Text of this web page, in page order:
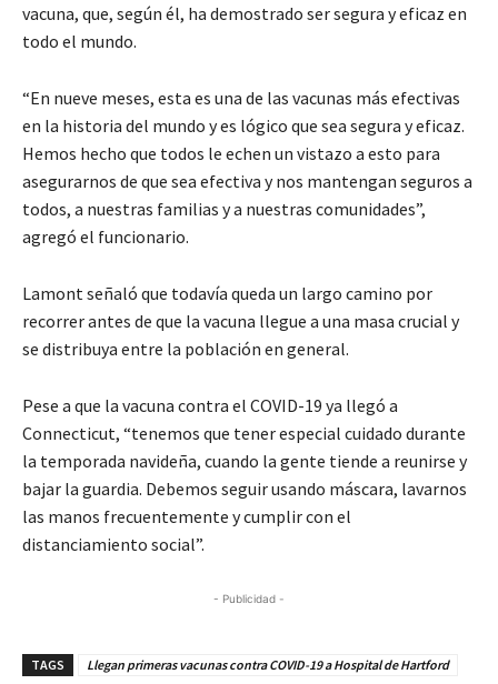
vacuna, que, según él, ha demostrado ser segura y eficaz en
todo el mundo.
“En nueve meses, esta es una de las vacunas más efectivas
en la historia del mundo y es lógico que sea segura y eficaz.
Hemos hecho que todos le echen un vistazo a esto para
asegurarnos de que sea efectiva y nos mantengan seguros a
todos, a nuestras familias y a nuestras comunidades”,
agregó el funcionario.
Lamont señaló que todavía queda un largo camino por
recorrer antes de que la vacuna llegue a una masa crucial y
se distribuya entre la población en general.
Pese a que la vacuna contra el COVID-19 ya llegó a
Connecticut, “tenemos que tener especial cuidado durante
la temporada navideña, cuando la gente tiende a reunirse y
bajar la guardia. Debemos seguir usando máscara, lavarnos
las manos frecuentemente y cumplir con el
distanciamiento social”.
- Publicidad -
TAGS Llegan primeras vacunas contra COVID-19 a Hospital de Hartford